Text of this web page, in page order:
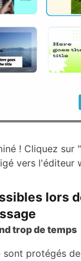
! Cliquez sur
vers l'éditeur
lors
trop de temps
sont protégés